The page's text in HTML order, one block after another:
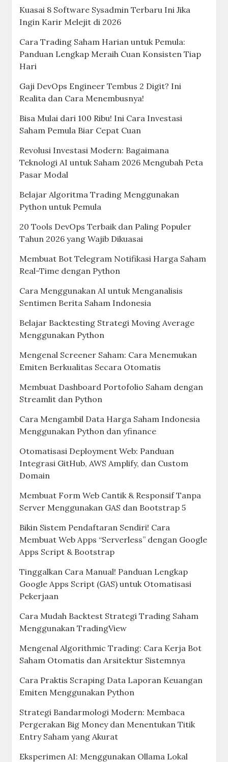
Kuasai 8 Software Sysadmin Terbaru Ini Jika
Ingin Karir Melejit di 2026
Cara Trading Saham Harian untuk Pemula:
Panduan Lengkap Meraih Cuan Konsisten Tiap
Hari
Gaji DevOps Engineer Tembus 2 Digit? Ini
Realita dan Cara Menembusnya!
Bisa Mulai dari 100 Ribu! Ini Cara Investasi
Saham Pemula Biar Cepat Cuan
Revolusi Investasi Modern: Bagaimana
Teknologi AI untuk Saham 2026 Mengubah Peta
Pasar Modal
Belajar Algoritma Trading Menggunakan
Python untuk Pemula
20 Tools DevOps Terbaik dan Paling Populer
Tahun 2026 yang Wajib Dikuasai
Membuat Bot Telegram Notifikasi Harga Saham
Real-Time dengan Python
Cara Menggunakan AI untuk Menganalisis
Sentimen Berita Saham Indonesia
Belajar Backtesting Strategi Moving Average
Menggunakan Python
Mengenal Screener Saham: Cara Menemukan
Emiten Berkualitas Secara Otomatis
Membuat Dashboard Portofolio Saham dengan
Streamlit dan Python
Cara Mengambil Data Harga Saham Indonesia
Menggunakan Python dan yfinance
Otomatisasi Deployment Web: Panduan
Integrasi GitHub, AWS Amplify, dan Custom
Domain
Membuat Form Web Cantik & Responsif Tanpa
Server Menggunakan GAS dan Bootstrap 5
Bikin Sistem Pendaftaran Sendiri! Cara
Membuat Web Apps “Serverless” dengan Google
Apps Script & Bootstrap
Tinggalkan Cara Manual! Panduan Lengkap
Google Apps Script (GAS) untuk Otomatisasi
Pekerjaan
Cara Mudah Backtest Strategi Trading Saham
Menggunakan TradingView
Mengenal Algorithmic Trading: Cara Kerja Bot
Saham Otomatis dan Arsitektur Sistemnya
Cara Praktis Scraping Data Laporan Keuangan
Emiten Menggunakan Python
Strategi Bandarmologi Modern: Membaca
Pergerakan Big Money dan Menentukan Titik
Entry Saham yang Akurat
Eksperimen AI: Menggunakan Ollama Lokal